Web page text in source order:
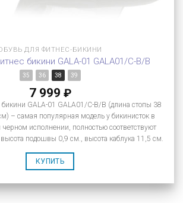
ДЛЯ ФИТНЕС-БИКИНИ
бикини GALA-01 GALA01/C-B/B
35 36 38 39
7 999 ₽
GALA-01 GALA01/C-B/B (длина стопы 38
– самая популярная модель у бикинисток в
черном исполнении, полностью соответствуют
подошвы 0,9 см., высота каблука 11,5 см.
КУПИТЬ